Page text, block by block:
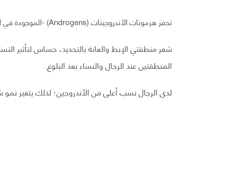
تحفز هرمونات الأندروجينات (Androgens) -الموجودة في الجنسين- الشعر الزغابي لكي يصبح داكنًا ويزداد خشونة.
شعر منطقتي الإبط والعانة بالتحديد، حساس لتأثير
المنطقتين عند الرجال والنساء بعد البلوغ.
لدى الرجال نسب أعلى من الأندروجين؛ لذلك يتغير